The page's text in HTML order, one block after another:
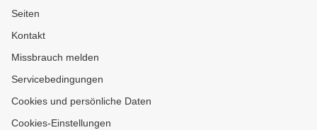
Seiten
Kontakt
Missbrauch melden
Servicebedingungen
Cookies und persönliche Daten
Cookies-Einstellungen